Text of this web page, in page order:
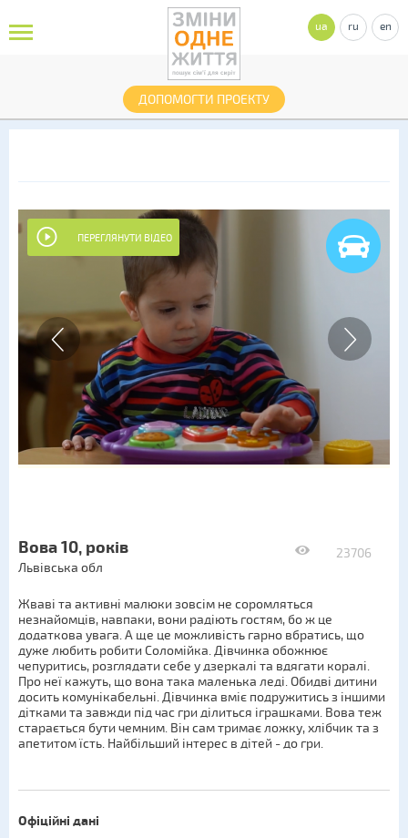
ДОПОМОГТИ ПРОЕКТУ
ua ru en
ПЕРЕГЛЯНУТИ ВІДЕО
23706
Вова 10, років
Львівська обл
Жваві та активні малюки зовсім не соромляться
незнайомців, навпаки, вони радіють гостям, бо ж це
додаткова увага. А ще це можливість гарно вбратись, що
дуже любить робити Соломійка. Дівчинка обожнює
чепуритись, розглядати себе у дзеркалі та вдягати коралі.
Про неї кажуть, що вона така маленька леді. Обидві дитини
досить комунікабельні. Дівчинка вміє подружитись з іншими
дітками та завжди під час гри ділиться іграшками. Вова теж
старається бути чемним. Він сам тримає ложку, хлібчик та з
апетитом їсть. Найбільший інтерес в дітей ‑ до гри.
Офіційні дані